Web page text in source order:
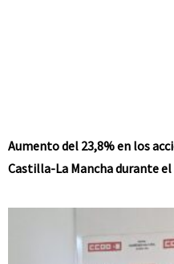
Aumento del 23,8% en los
Castilla-La Mancha durante